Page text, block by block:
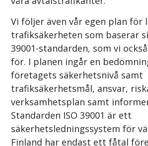
Vi följer även vår egen plan för
trafiksäkerheten som baserar
39001-standarden, som vi
för. I planen ingår en
företagets säkerhetsnivå samt
trafiksäkerhetsmål, ansvar,
verksamhetsplan samt
Standarden ISO 39001 är ett
säkerhetsledningssystem för
Finland har endast ett fåtal